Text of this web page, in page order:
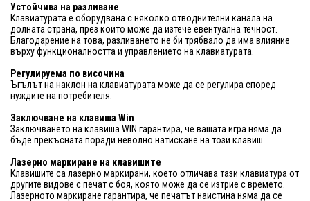
Устойчива на разливане
Клавиатурата е оборудвана с няколко отводнителни канала на
долната страна, през които може да изтече евентуална течност.
Благодарение на това, разливането не би трябвало да има влияние
върху функционалността и управлението на клавиатурата.
Регулируема по височина
Ъгълът на наклон на клавиатурата може да се регулира според
нуждите на потребителя.
Заключване на клавиша Win
Заключването на клавиша WIN гарантира, че вашата игра няма да
бъде прекъсната поради неволно натискане на този клавиш.
Лазерно маркиране на клавишите
Клавишите са лазерно маркирани, което отличава тази клавиатура от
другите видове с печат с боя, която може да се изтрие с времето.
Лазерното маркиране гарантира, че печатът наистина няма да се